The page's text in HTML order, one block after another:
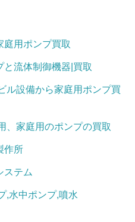
庭用ポンプ買取
と流体制御機器|買取
ル設備から家庭用ポンプ買
、家庭用のポンプの買取
作所
ステム
,水中ポンプ,噴水